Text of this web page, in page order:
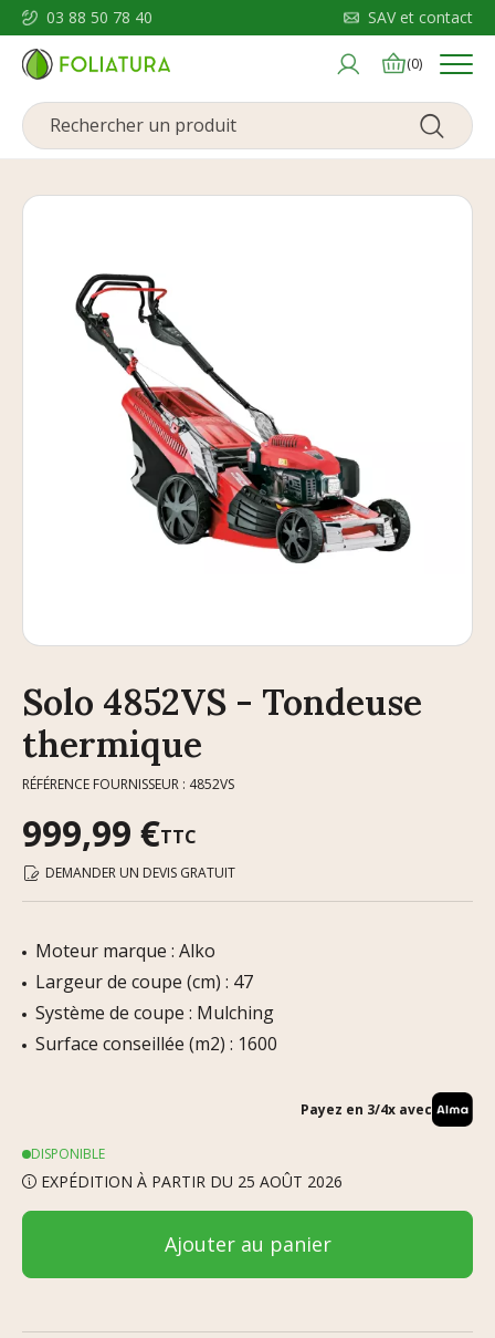
03 88 50 78 40 SAV et contact
(0) Menu
Solo 4852VS - Tondeuse
thermique
RÉFÉRENCE FOURNISSEUR : 4852VS
999,99 €TTC
DEMANDER UN DEVIS GRATUIT
Moteur marque : Alko
Largeur de coupe (cm) : 47
Système de coupe : Mulching
Surface conseillée (m2) : 1600
Payez en 3/4x avec
DISPONIBLE
EXPÉDITION À PARTIR DU 25 AOÛT 2026
Ajouter au panier